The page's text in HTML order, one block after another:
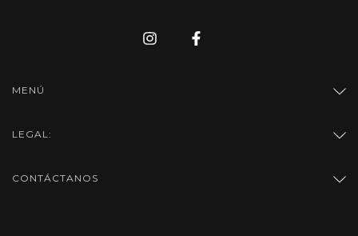
MENÚ
LEGAL:
CONTÁCTANOS